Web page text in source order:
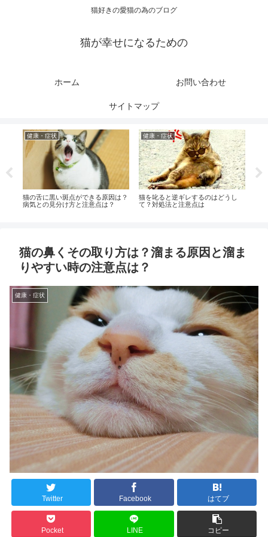
猫好きの愛猫の為のブログ
猫が幸せになるための
ホーム お問い合わせ
サイトマップ
健康・症状
猫の舌に黒い斑点ができる原因は？
病気との見分け方と注意点は？
健康・症状
猫を叱ると逆ギレするのはどうし
て？対処法と注意点は
猫の鼻くその取り方は？溜まる原因と溜ま
りやすい時の注意点は？
健康・症状
Twitter Facebook はてブ
Pocket LINE コピー